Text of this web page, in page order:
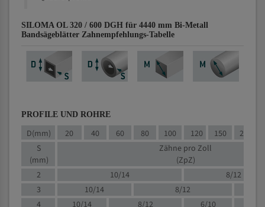
SILOMA OL 320 / 600 DGH für 4440 mm Bi-Metall
Bandsägeblätter Zahnempfehlungs-Tabelle
PROFILE UND ROHRE
D(mm) 20 40 60 80 100 120 150 200
S
(mm)
Zähne pro Zoll
(ZpZ)
2
10/14
8/12
3
10/14 8/12